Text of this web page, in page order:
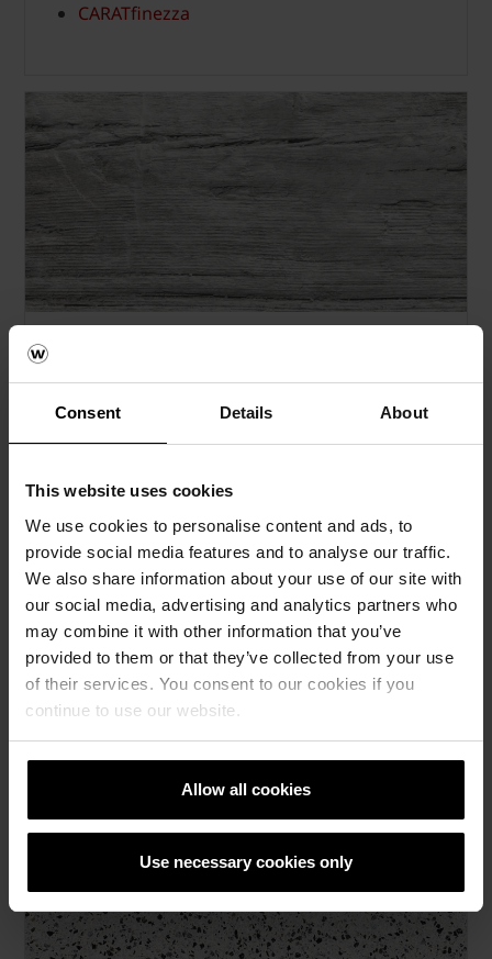
Consent Details About
This website uses cookies
We use cookies to personalise content and ads, to
provide social media features and to analyse our traffic.
We also share information about your use of our site with
our social media, advertising and analytics partners who
may combine it with other information that you’ve
provided to them or that they’ve collected from your use
of their services. You consent to our cookies if you
continue to use our website.
Allow all cookies
Use necessary cookies only
CARATfinezza
lemn”
producție cu beton umed, structura naturală
a lemnului este recreată într-un mod
deosebit de realist. Rezultatul: o soluție
alternativă a lemnului, ideală pe termen lung
datorită rezistenței sporite la apă, îngheț,
șocuri și uzură.
Bradstone Bucată de copac
Bradstone Traverse
Nordic Maritime